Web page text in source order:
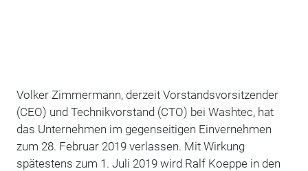
Volker Zimmermann, derzeit Vorstandsvorsitzender
(CEO) und Technikvorstand (CTO) bei Washtec, hat
das Unternehmen im gegenseitigen Einvernehmen
zum 28. Februar 2019 verlassen. Mit Wirkung
spätestens zum 1. Juli 2019 wird Ralf Koeppe in den